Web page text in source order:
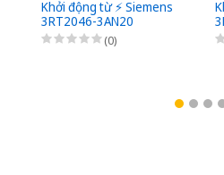
Khởi động từ ⚡️ Siemens
3RT2046-3AN20
(0)